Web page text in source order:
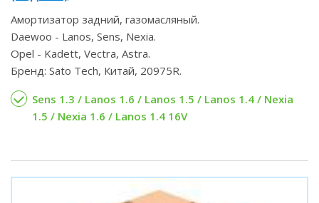
Амортизатор задний, газомасляный.
Daewoo - Lanos, Sens, Nexia.
Opel - Kadett, Vectra, Astra.
Бренд: Sato Tech, Китай, 20975R.
Sens 1.3 / Lanos 1.6 / Lanos 1.5 / Lanos 1.4 / Nexia
1.5 / Nexia 1.6 / Lanos 1.4 16V